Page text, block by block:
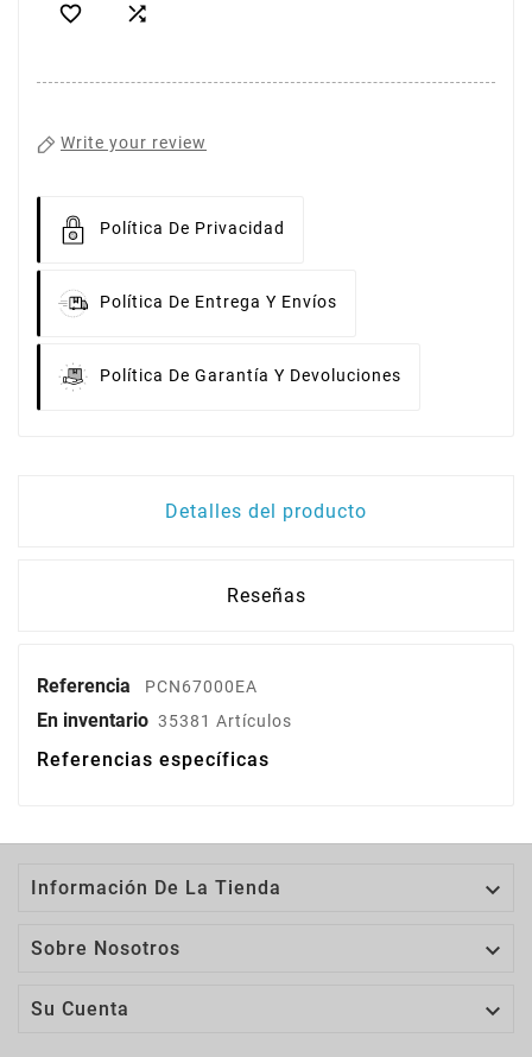
 
Write your review
Política De Privacidad
Política De Entrega Y Envíos
Política De Garantía Y Devoluciones
Detalles del producto
Reseñas
Referencia PCN67000EA
En inventario 35381 Artículos
Referencias específicas
Información De La Tienda 
Sobre Nosotros 
Su Cuenta 